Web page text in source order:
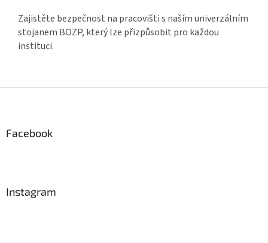
Zajistěte bezpečnost na pracovišti s naším univerzálním
stojanem BOZP, který lze přizpůsobit pro každou
instituci.
Facebook
Instagram